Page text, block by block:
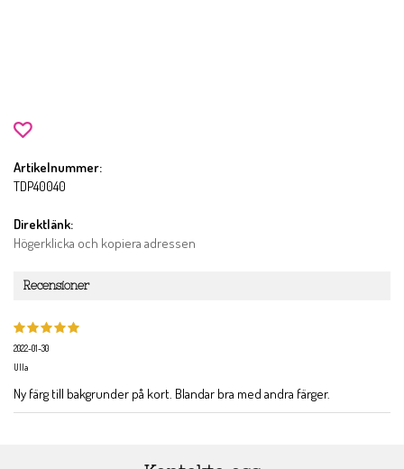
Artikelnummer:
TDP40040
Direktlänk:
Högerklicka och kopiera adressen
Recensioner
2022-01-30
Ulla
Ny färg till bakgrunder på kort. Blandar bra med andra färger.